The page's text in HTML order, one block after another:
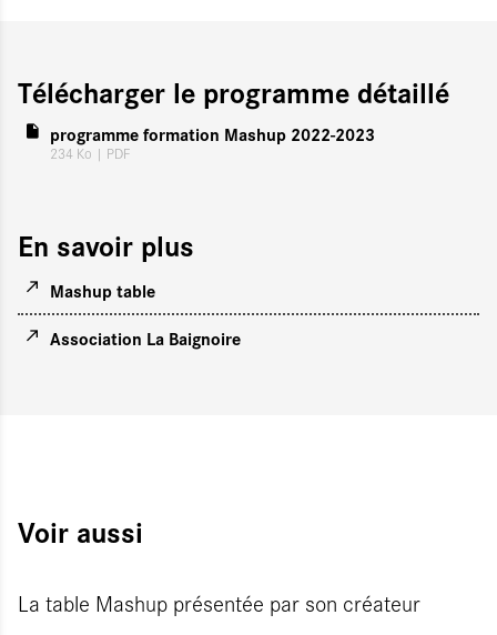
Télécharger le programme détaillé
programme formation Mashup 2022-2023
234 Ko | PDF
En savoir plus
Mashup table
Association La Baignoire
Voir aussi
La table Mashup présentée par son créateur